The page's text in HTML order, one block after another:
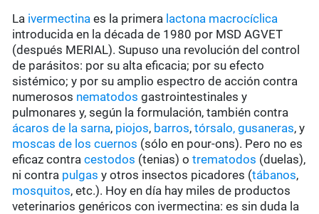
La ivermectina es la primera lactona macrocíclica
introducida en la década de 1980 por MSD AGVET
(después MERIAL). Supuso una revolución del control
de parásitos: por su alta eficacia; por su efecto
sistémico; y por su amplio espectro de acción contra
numerosos nematodos gastrointestinales y
pulmonares y, según la formulación, también contra
ácaros de la sarna, piojos, barros,tórsalo,gusaneras, y
moscas de los cuernos (sólo en pour-ons). Pero no es
eficaz contracestodos (tenias) otrematodos (duelas),
ni contra pulgas y otros insectos picadores (tábanos,
mosquitos, etc.). Hoy en día hay miles de productos
veterinarios genéricos con ivermectina: es sin duda la